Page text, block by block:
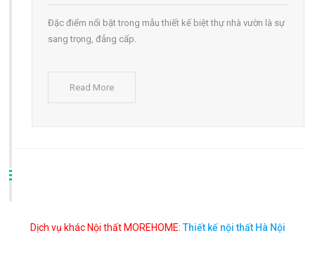
Đặc điểm nổi bật trong mẫu thiết kế biệt thự nhà vườn là sự
sang trọng, đẳng cấp.
Read More
Dịch vụ khác Nội thất MOREHOME: Thiết kế nội thất Hà Nội